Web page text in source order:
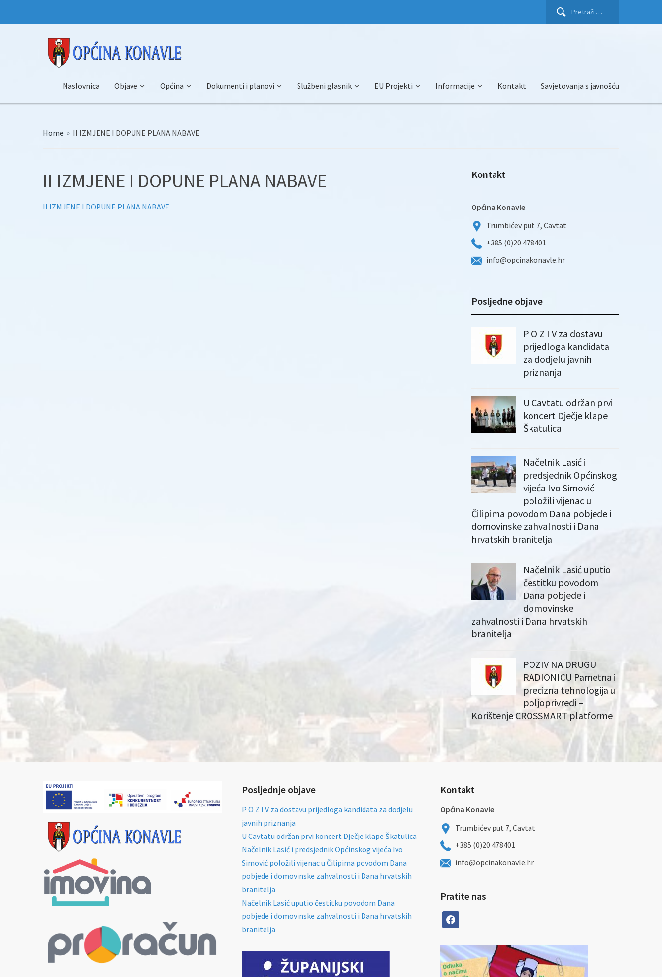
Pretraži:
Naslovnica Objave Općina Dokumenti i planovi Službeni glasnik EU Projekti Informacije Kontakt Savjetovanja s javnošću
Home » II IZMJENE I DOPUNE PLANA NABAVE
II IZMJENE I DOPUNE PLANA NABAVE
II IZMJENE I DOPUNE PLANA NABAVE
Kontakt
Općina Konavle
Trumbićev put 7, Cavtat
+385 (0)20 478401
info@opcinakonavle.hr
Posljedne objave
P O Z I V za dostavu
prijedloga kandidata
za dodjelu javnih
priznanja
U Cavtatu održan prvi
koncert Dječje klape
Škatulica
Načelnik Lasić i
predsjednik Općinskog
vijeća Ivo Simović
položili vijenac u
Čilipima povodom Dana pobjede i
domovinske zahvalnosti i Dana
hrvatskih branitelja
Načelnik Lasić uputio
čestitku povodom
Dana pobjede i
domovinske
zahvalnosti i Dana hrvatskih
branitelja
POZIV NA DRUGU
RADIONICU Pametna i
precizna tehnologija u
poljoprivredi –
Korištenje CROSSMART platforme
Posljednje objave
P O Z I V za dostavu prijedloga kandidata za dodjelu
javnih priznanja
U Cavtatu održan prvi koncert Dječje klape Škatulica
Načelnik Lasić i predsjednik Općinskog vijeća Ivo
Simović položili vijenac u Čilipima povodom Dana
pobjede i domovinske zahvalnosti i Dana hrvatskih
branitelja
Načelnik Lasić uputio čestitku povodom Dana
pobjede i domovinske zahvalnosti i Dana hrvatskih
branitelja
Kontakt
Općina Konavle
Trumbićev put 7, Cavtat
+385 (0)20 478401
info@opcinakonavle.hr
Pratite nas
facebook